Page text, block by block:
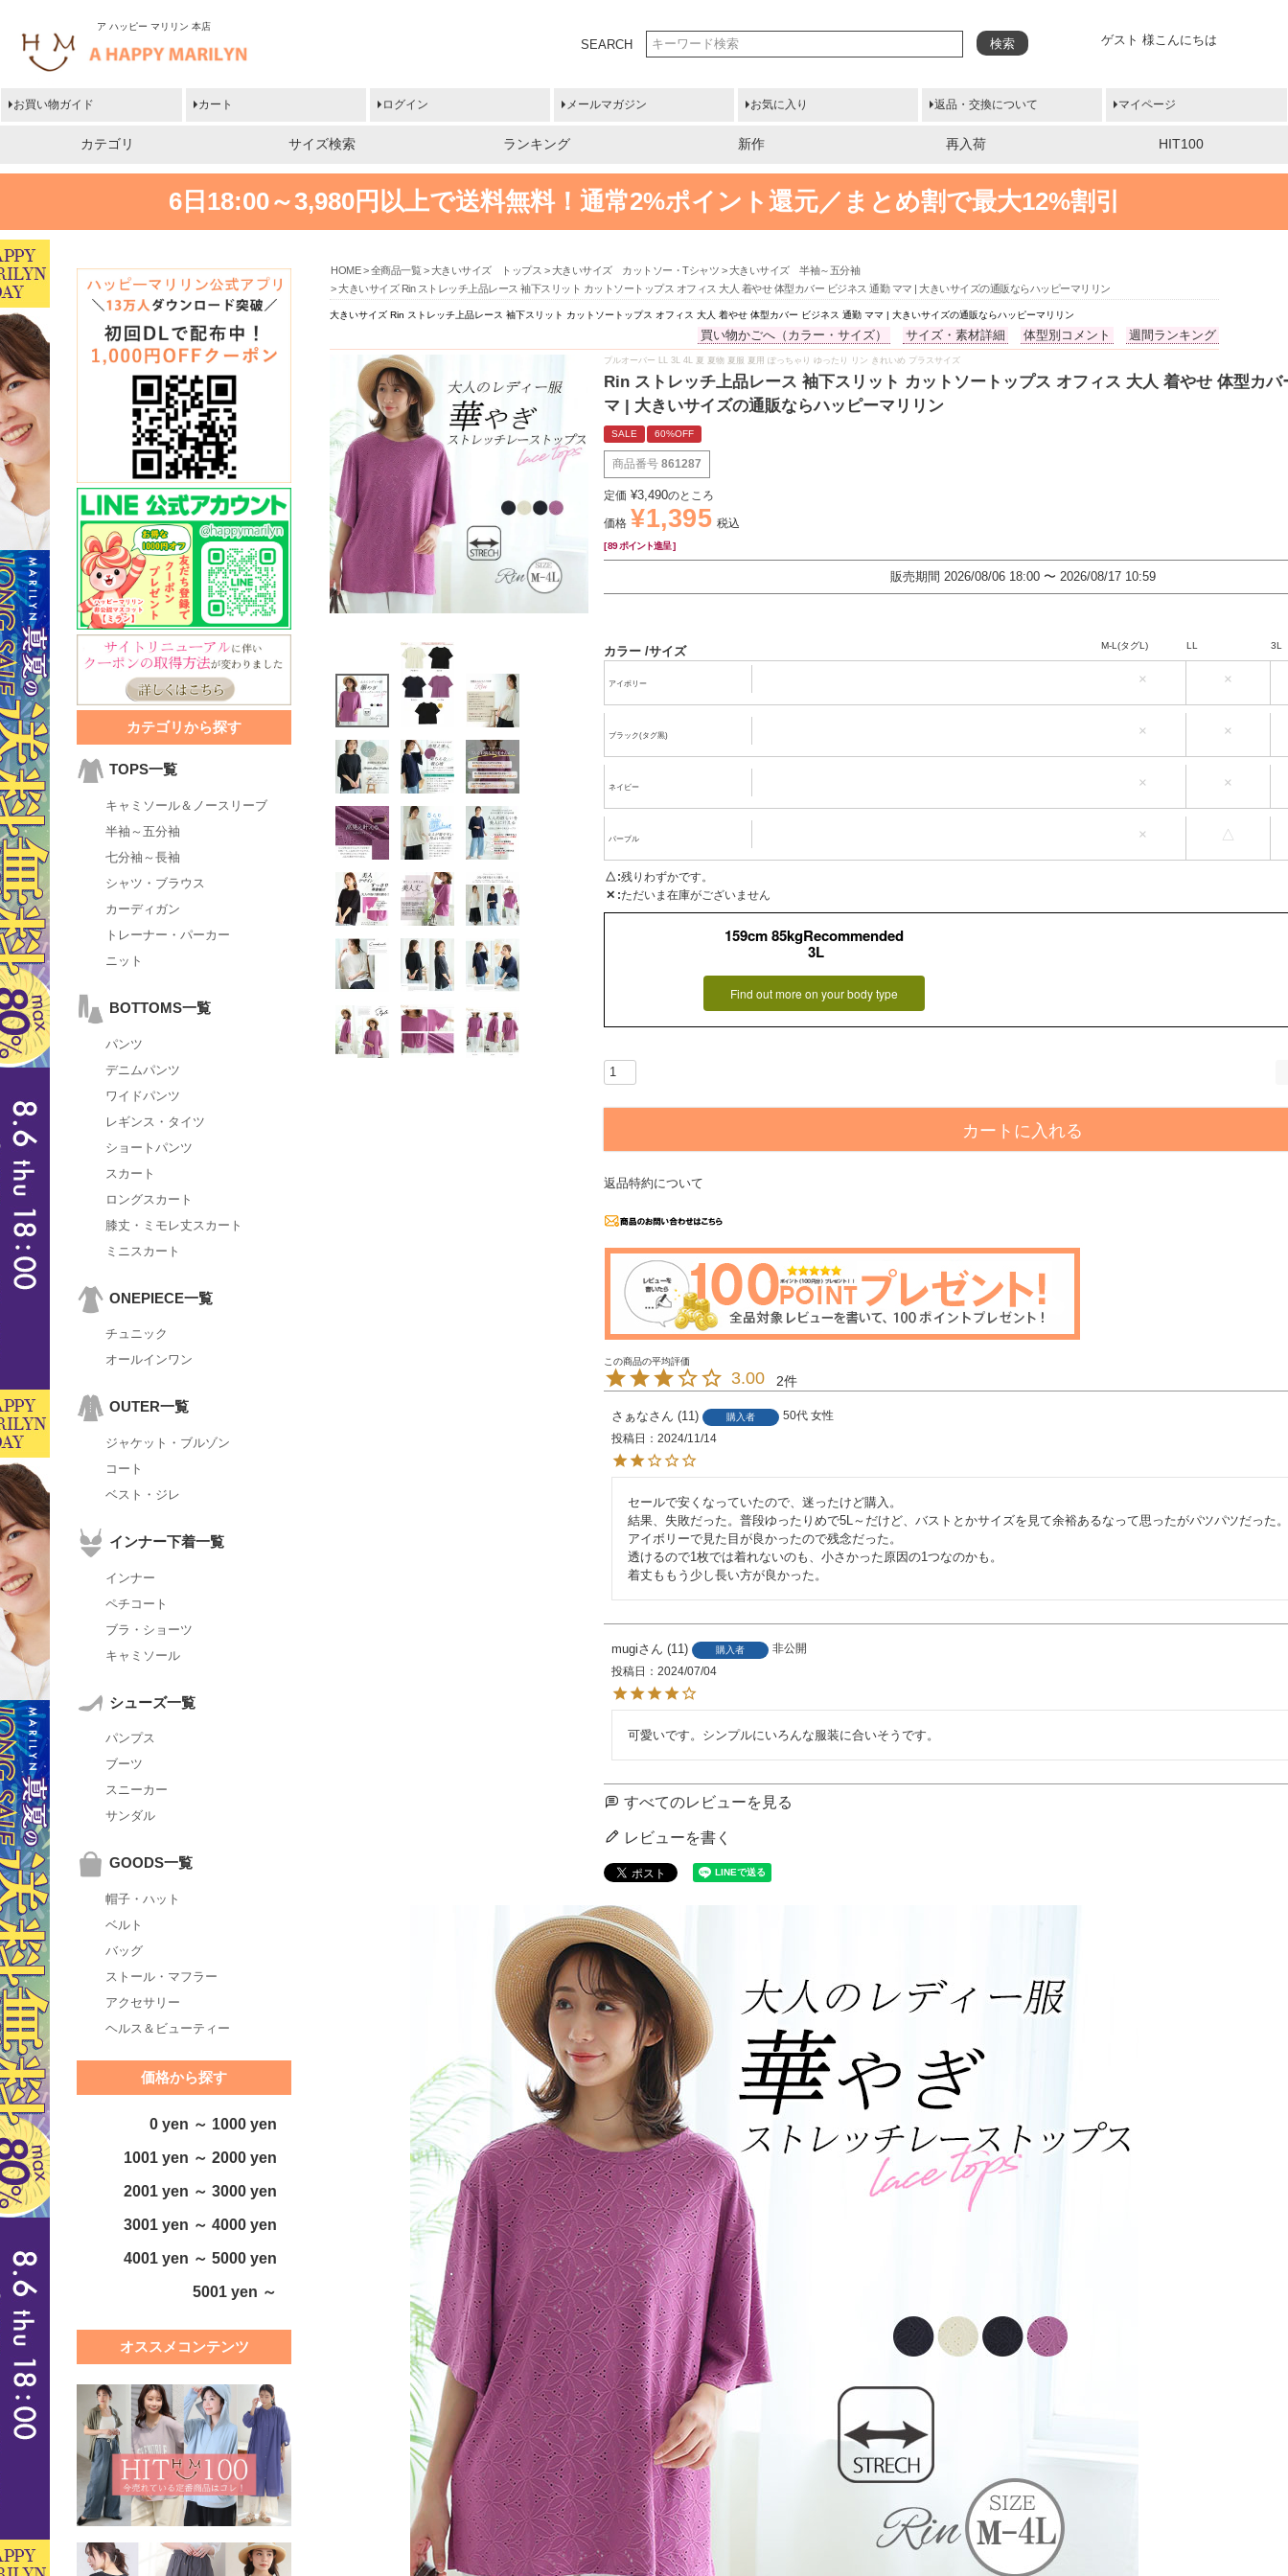
ア ハッピー マリリン 本店
ゲスト 様こんにちは
SEARCH 検索
お買い物ガイド カート ログイン メールマガジン お気に入り 返品・交換について マイページ
カテゴリ サイズ検索 ランキング 新作 再入荷 HIT100
6日18:00～3,980円以上で送料無料！ 通常2%ポイント還元／まとめ割で最大12%割引
カテゴリから探す
TOPS一覧
キャミソール＆ノースリーブ
半袖～五分袖
七分袖～長袖
シャツ・ブラウス
カーディガン
トレーナー・パーカー
ニット
BOTTOMS一覧
パンツ
デニムパンツ
ワイドパンツ
レギンス・タイツ
ショートパンツ
スカート
ロングスカート
膝丈・ミモレ丈スカート
ミニスカート
ONEPIECE一覧
チュニック
オールインワン
OUTER一覧
ジャケット・ブルゾン
コート
ベスト・ジレ
インナー下着一覧
インナー
ペチコート
ブラ・ショーツ
キャミソール
シューズ一覧
パンプス
ブーツ
スニーカー
サンダル
GOODS一覧
帽子・ハット
ベルト
バッグ
ストール・マフラー
アクセサリー
ヘルス＆ビューティー
価格から探す
0 yen ～ 1000 yen
1001 yen ～ 2000 yen
2001 yen ～ 3000 yen
3001 yen ～ 4000 yen
4001 yen ～ 5000 yen
5001 yen ～
オススメコンテンツ
HOME 全商品一覧 大きいサイズ トップス 大きいサイズ カットソー・Tシャツ
大きいサイズ 半袖～五分袖
大きいサイズ Rin ストレッチ上品レース 袖下スリット カットソートップス オフィス 大人 着やせ 体型カバー ビジネス 通勤 ママ | 大きいサイズの通販ならハッピーマリリン
大きいサイズ Rin ストレッチ上品レース 袖下スリット カットソートップス オフィス 大人 着やせ 体型カバー ビジネス 通勤 ママ | 大きいサイズの通販ならハッピーマリリン
買い物かごへ（カラー・サイズ） サイズ・素材詳細 体型別コメント 週間ランキング
プルオーバー LL 3L 4L 夏 夏物 夏服 夏用 ぽっちゃり ゆったり リン きれいめ プラスサイズ
Rin ストレッチ上品レース 袖下スリット カットソートップス オフィス 大人 着やせ 体型カ
マ | 大きいサイズの通販ならハッピーマリリン
SALE 60%OFF
商品番号 861287
定価 ¥3,490のところ
価格 ¥1,395 税込
[89 ポイント進呈 ]
販売期間 2026/08/06 18:00 〜 2026/08/17 10:59
カラー サイズ
アイボリー
M-L(タグL)
×
LL
×
3L
ブラック(タグ黒) × ×
ネイビー × ×
パープル × △
△ 残りわずかです。
✕ ただいま在庫がございません
159cm 85kgRecommended
3L
Find out more on your body type
カートに入れる
返品特約について
3.00 2
さぁな 11 購入者 50代 女性
投稿日
2024/11/14
セールで安くなっていたので、迷ったけど購入。
結果、失敗だった。普段ゆったりめで5L～だけど、バストとかサイズを見て余裕あるなって思ったがパツパツだった
アイボリーで見た目が良かったので残念だった。
透けるので1枚では着れないのも、小さかった原因の1つなのかも。
着丈ももう少し長い方が良かった。
mugi 11 購入者
非公開
投稿日
2024/07/04
可愛いです。シンプルにいろんな服装に合いそうです。
すべてのレビューを見る
レビューを書く